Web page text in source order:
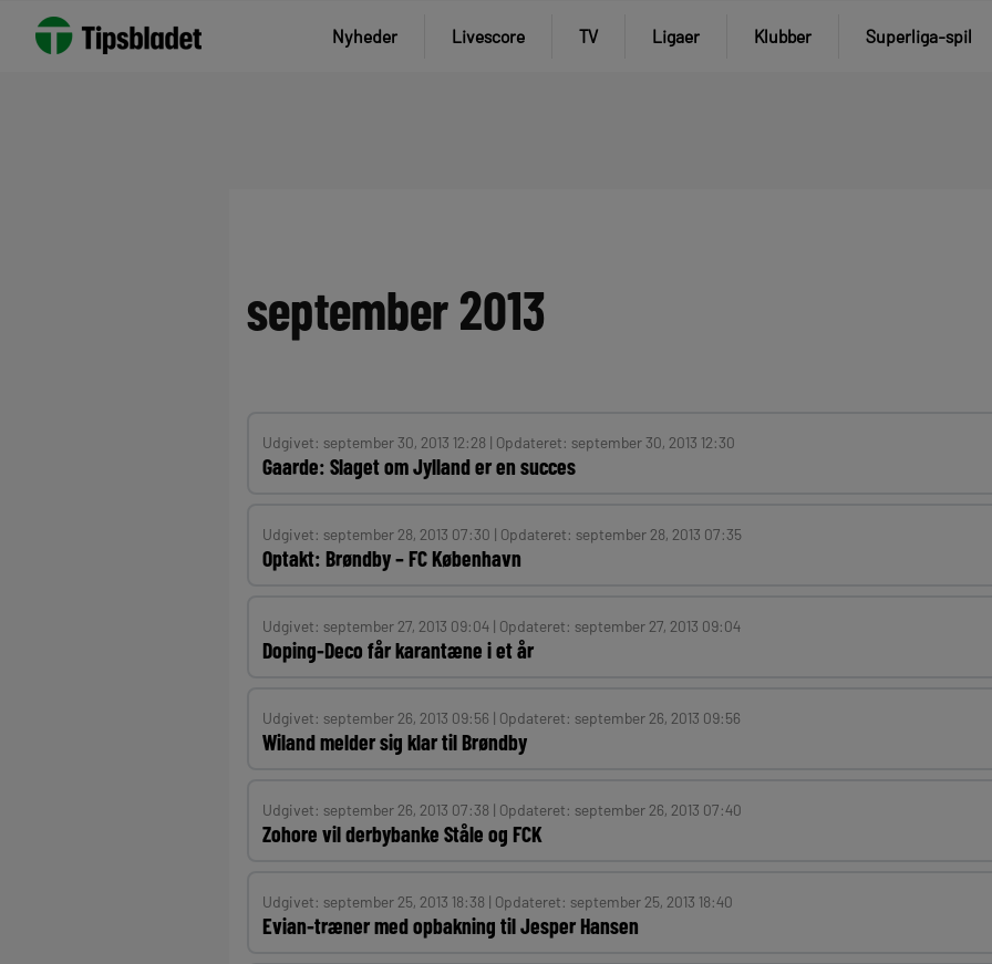
Spring
Nyheder Livescore TV Ligaer Klubber Superliga-spil
september 2013
Udgivet: september 30, 2013 12:28 | Opdateret: september 30, 2013 12:30
Gaarde: Slaget om Jylland er en succes
Udgivet: september 28, 2013 07:30 | Opdateret: september 28, 2013 07:35
Optakt: Brøndby – FC København
Udgivet: september 27, 2013 09:04 | Opdateret: september 27, 2013 09:04
Doping-Deco får karantæne i et år
Udgivet: september 26, 2013 09:56 | Opdateret: september 26, 2013 09:56
Wiland melder sig klar til Brøndby
Udgivet: september 26, 2013 07:38 | Opdateret: september 26, 2013 07:40
Zohore vil derbybanke Ståle og FCK
Udgivet: september 25, 2013 18:38 | Opdateret: september 25, 2013 18:40
Evian-træner med opbakning til Jesper Hansen